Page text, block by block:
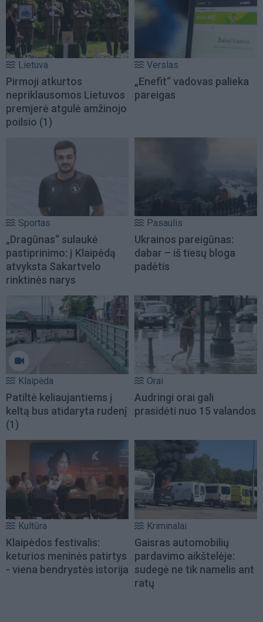
Lietuva
Pirmoji atkurtos
nepriklausomos Lietuvos
premjerė atgulė amžinojo
poilsio (1)
Verslas
„Enefit“ vadovas palieka
pareigas
Sportas
„Dragūnas“ sulaukė
pastiprinimo: į Klaipėdą
atvyksta Sakartvelo
rinktinės narys
Pasaulis
Ukrainos pareigūnas:
dabar – iš tiesų bloga
padėtis
Klaipėda
Patiltė keliaujantiems į
keltą bus atidaryta rudenį
(1)
Orai
Audringi orai gali
prasidėti nuo 15 valandos
Kultūra
Klaipėdos festivalis:
keturios meninės patirtys
- viena bendrystės istorija
Kriminalai
Gaisras automobilių
pardavimo aikštelėje:
sudegė ne tik namelis ant
ratų